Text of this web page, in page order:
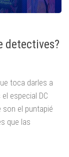
detectives?
toca darles a
especial DC
el puntapié
que las